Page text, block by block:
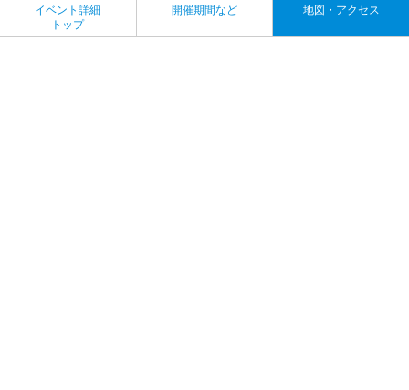
イベント詳細
トップ
開催期間など 地図・アクセス